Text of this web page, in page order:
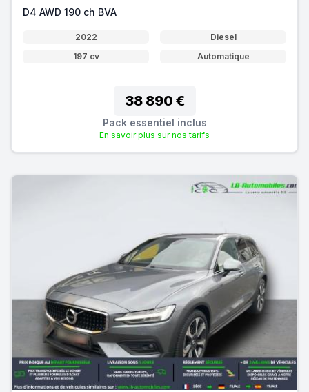
D4 AWD 190 ch BVA
2022
Diesel
197 cv
Automatique
38 890 €
Pack essentiel inclus
En savoir plus sur nos tarifs